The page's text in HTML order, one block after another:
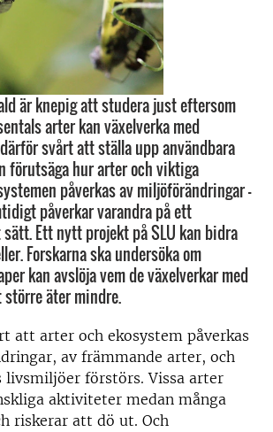
är knepig att studera just eftersom
arter kan växelverka med
svårt att ställa upp användbara
förutsäga hur arter och viktiga
påverkas av miljöförändringar –
påverkar varandra på ett
Ett nytt projekt på SLU kan bidra
Forskarna ska undersöka om
kan avslöja vem de växelverkar med
större äter mindre.
att arter och ekosystem påverkas
av främmande arter, och
livsmiljöer förstörs. Vissa arter
aktiviteter medan många
riskerar att dö ut. Och